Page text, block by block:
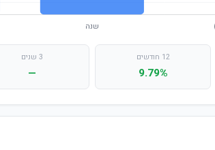
12 חודשים
9.79%
3 שנים
—